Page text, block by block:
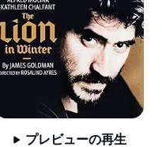
プレビューの再生